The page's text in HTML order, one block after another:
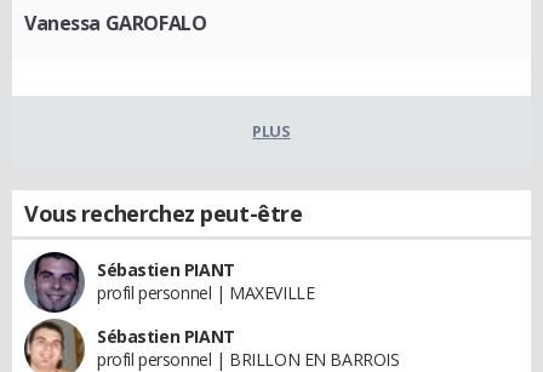
Vanessa GAROFALO
PLUS
Vous recherchez peut-être
Sébastien PIANT
profil personnel | MAXEVILLE
Sébastien PIANT
profil personnel | BRILLON EN BARROIS